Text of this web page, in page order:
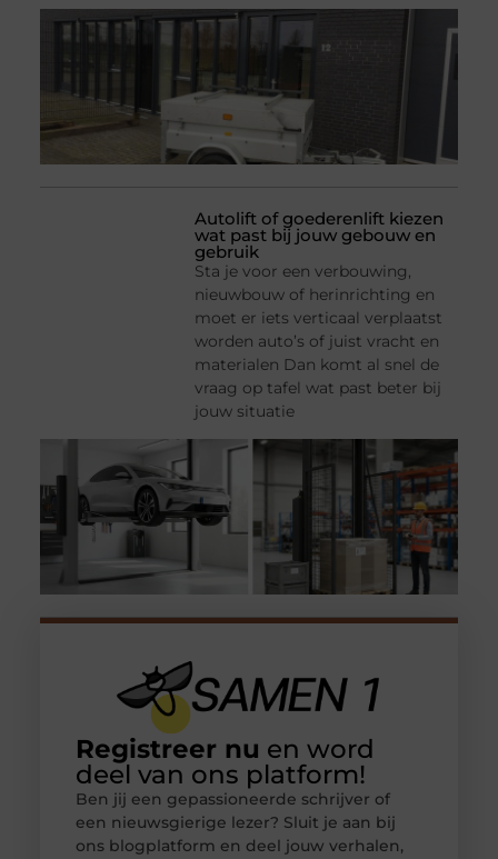
Autolift of goederenlift kiezen
wat past bij jouw gebouw en
gebruik
Sta je voor een verbouwing,
nieuwbouw of herinrichting en
moet er iets verticaal verplaatst
worden auto’s of juist vracht en
materialen Dan komt al snel de
vraag op tafel wat past beter bij
jouw situatie
Registreer nu en word
deel van ons platform!
Ben jij een gepassioneerde schrijver of
een nieuwsgierige lezer? Sluit je aan bij
ons blogplatform en deel jouw verhalen,